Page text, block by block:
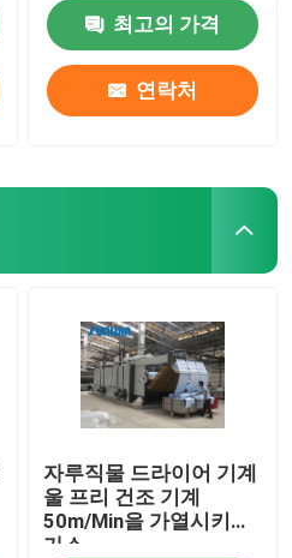
최고의 가격
연락처
자루직물 드라이어 기계
울 프리 건조 기계
50m/Min을 가열시키는
가스